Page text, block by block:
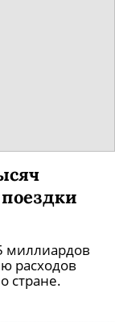
миллиардов
расходов
стране.